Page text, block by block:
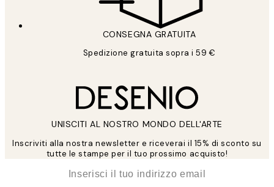
CONSEGNA GRATUITA
Spedizione gratuita sopra i 59 €
UNISCITI AL NOSTRO MONDO DELL'ARTE
Inscriviti alla nostra newsletter e riceverai il 15% di sconto su
tutte le stampe per il tuo prossimo acquisto!